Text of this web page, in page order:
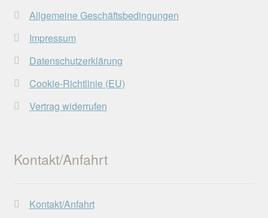
Allgemeine Geschäftsbedingungen
Impressum
Datenschutzerklärung
Cookie-Richtlinie (EU)
Vertrag widerrufen
Kontakt/Anfahrt
Kontakt/Anfahrt